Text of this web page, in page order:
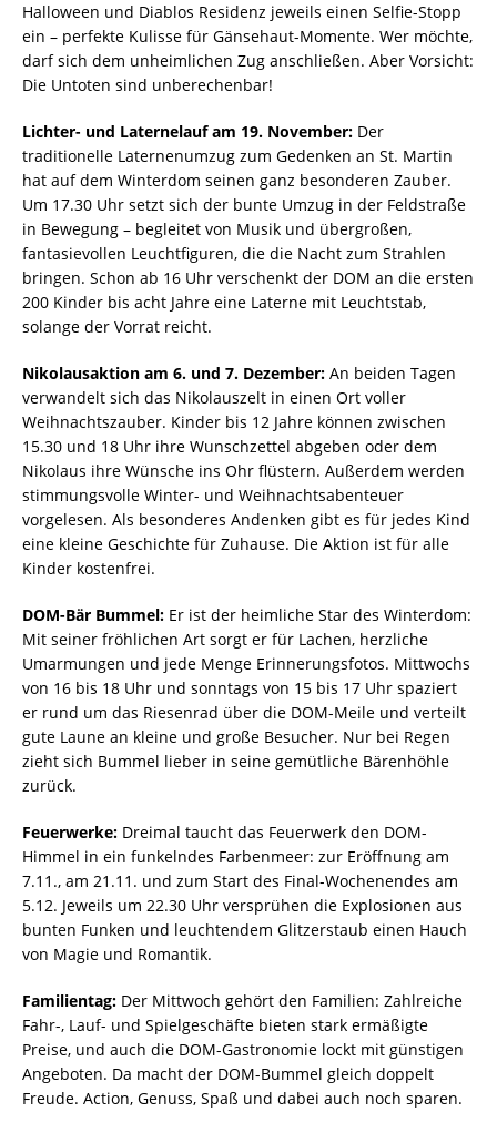
Halloween und Diablos Residenz jeweils einen Selfie-Stopp
ein – perfekte Kulisse für Gänsehaut-Momente. Wer möchte,
darf sich dem unheimlichen Zug anschließen. Aber Vorsicht:
Die Untoten sind unberechenbar!
Lichter- und Laternelauf am 19. November: Der
traditionelle Laternenumzug zum Gedenken an St. Martin
hat auf dem Winterdom seinen ganz besonderen Zauber.
Um 17.30 Uhr setzt sich der bunte Umzug in der Feldstraße
in Bewegung – begleitet von Musik und übergroßen,
fantasievollen Leuchtfiguren, die die Nacht zum Strahlen
bringen. Schon ab 16 Uhr verschenkt der DOM an die ersten
200 Kinder bis acht Jahre eine Laterne mit Leuchtstab,
solange der Vorrat reicht.
Nikolausaktion am 6. und 7. Dezember: An beiden Tagen
verwandelt sich das Nikolauszelt in einen Ort voller
Weihnachtszauber. Kinder bis 12 Jahre können zwischen
15.30 und 18 Uhr ihre Wunschzettel abgeben oder dem
Nikolaus ihre Wünsche ins Ohr flüstern. Außerdem werden
stimmungsvolle Winter- und Weihnachtsabenteuer
vorgelesen. Als besonderes Andenken gibt es für jedes Kind
eine kleine Geschichte für Zuhause. Die Aktion ist für alle
Kinder kostenfrei.
DOM-Bär Bummel: Er ist der heimliche Star des Winterdom:
Mit seiner fröhlichen Art sorgt er für Lachen, herzliche
Umarmungen und jede Menge Erinnerungsfotos. Mittwochs
von 16 bis 18 Uhr und sonntags von 15 bis 17 Uhr spaziert
er rund um das Riesenrad über die DOM-Meile und verteilt
gute Laune an kleine und große Besucher. Nur bei Regen
zieht sich Bummel lieber in seine gemütliche Bärenhöhle
zurück.
Feuerwerke: Dreimal taucht das Feuerwerk den DOM-
Himmel in ein funkelndes Farbenmeer: zur Eröffnung am
7.11., am 21.11. und zum Start des Final-Wochenendes am
5.12. Jeweils um 22.30 Uhr versprühen die Explosionen aus
bunten Funken und leuchtendem Glitzerstaub einen Hauch
von Magie und Romantik.
Familientag: Der Mittwoch gehört den Familien: Zahlreiche
Fahr-, Lauf- und Spielgeschäfte bieten stark ermäßigte
Preise, und auch die DOM-Gastronomie lockt mit günstigen
Angeboten. Da macht der DOM-Bummel gleich doppelt
Freude. Action, Genuss, Spaß und dabei auch noch sparen.